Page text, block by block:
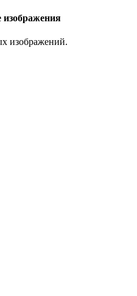
изображений.